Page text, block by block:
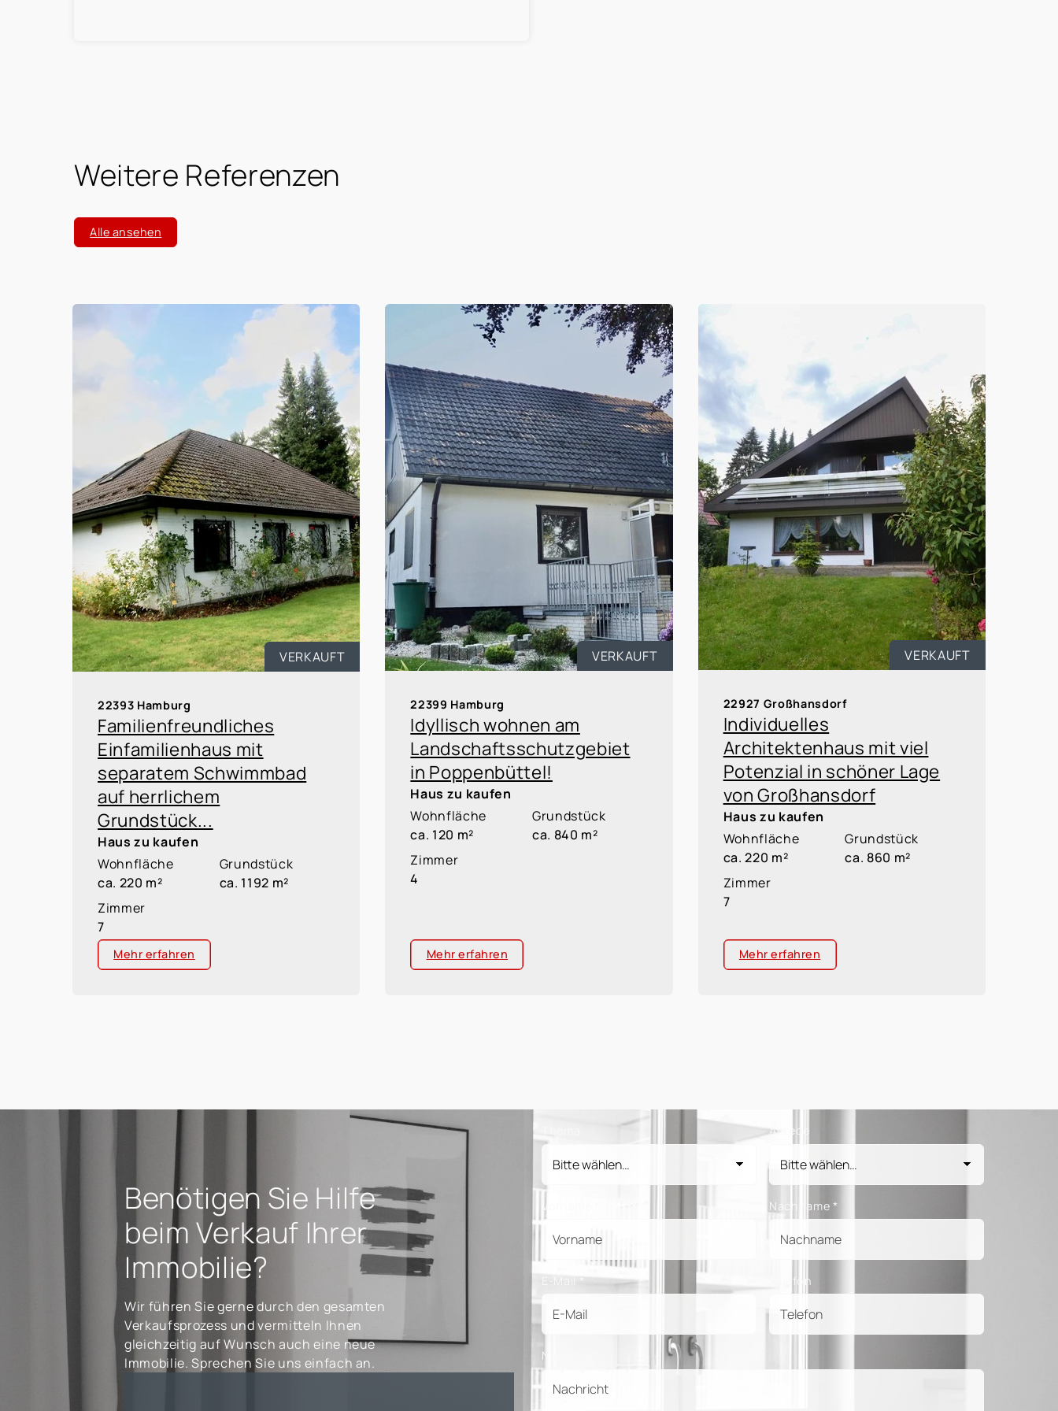
Weitere Referenzen
Alle ansehen
VERKAUFT
22393 Hamburg
Familienfreundliches
Einfamilienhaus mit
separatem Schwimmbad
auf herrlichem
Grundstück...
Haus zu kaufen
Wohnfläche
ca. 220 m²
Grundstück
ca. 1192 m²
Zimmer
7
Mehr erfahren
VERKAUFT
22399 Hamburg
Idyllisch wohnen am
Landschaftsschutzgebiet
in Poppenbüttel!
Haus zu kaufen
Wohnfläche
ca. 120 m²
Grundstück
ca. 840 m²
Zimmer
4
Mehr erfahren
VERKAUFT
22927 Großhansdorf
Individuelles
Architektenhaus mit viel
Potenzial in schöner Lage
von Großhansdorf
Haus zu kaufen
Wohnfläche
ca. 220 m²
Grundstück
ca. 860 m²
Zimmer
7
Mehr erfahren
Benötigen Sie Hilfe
beim Verkauf Ihrer
Immobilie?
Wir führen Sie gerne durch den gesamten
Verkaufsprozess und vermitteln Ihnen
gleichzeitig auf Wunsch auch eine neue
Immobilie. Sprechen Sie uns einfach an.
Anrede
Vorname Nachname *
E-Mail* Telefon
Nachricht